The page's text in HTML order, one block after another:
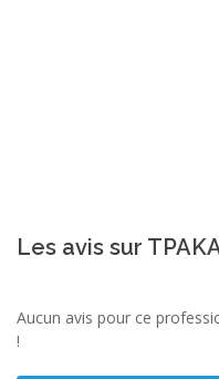
Les avis sur
Aucun avis pour ce
!